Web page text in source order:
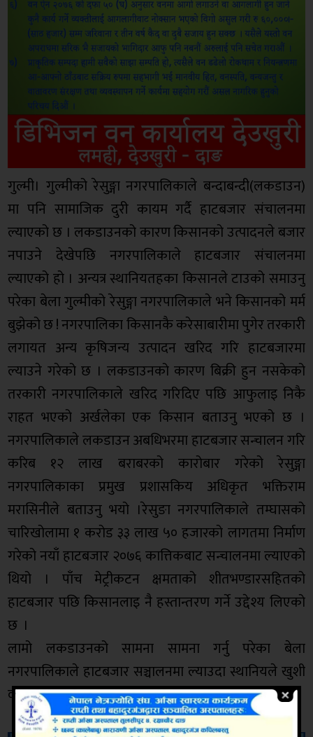
गुल्मी। गुल्मीको रेसुङ्गा नगरपालिकाले बन्दाबन्दी(लकडाउन)
मा पनि सामाजिक दुरी कायम गर्दै हाटबजार संचालनमा
ल्याएको छ । लकडाउनको कारण किसानको उत्पादनले बजार
नपाउने देखेपछि नगरपालिकाले हाटबजार संचालनमा
ल्याएको हो । अन्यत्र स्थानियतहका किसानले टाउको समाउनु
परेका बेला गुल्मीको रेसुङ्गा नगरपालिकाले भने किसानको मर्म
बुझेको छ ! नगरपालिका किसानकै करेसाबारीमा पुगेर तरकारी
लगायत अन्य कृषिजन्य उत्पादन खरिद गरि हाटबजारमा
ल्याउने गरेको छ । लकडाउनको कारण बिक्री हुन नसकेको
तरकारी नगरपालिकाले खरिद गरिदिए पछि आफुलाइ निकै
राहत भएको अर्खलेका एक किसान बताउनु भएको छ ।
नगरपालिकाले लकडाउन अबधिभरमा हाटबजार सन्चालन गरि
करिब १२ लाख बराबरको कारोबार गरेको रेसुङ्गा
नगरपालिकाका प्रमुख प्रशासकिय अधिकृत भक्तिराम
मरासिनीले बताउनु भयो ।रेसुङा नगरपालिकाले तम्घासको
चारिखोलामा १ करोड ३३ लाख ५० हजारको लागतमा निर्माण
गरेको नयाँ हाटबजार २०७६ कात्तिकबाट सन्चालनमा ल्याएको
थियो । पाँच मेट्रीकटन क्षमताको शीतभण्डारसहितको
हाटबजार पछि किसानलाइ नै हस्तान्तरण गर्ने उद्देश्य लिएको
छ ।
लामो लकडाउनको सामना सामना गर्नु परेका बेला
नगरपालिकाले हाटबजार सञ्चालनमा ल्याउदा स्थानियले खुशी
व्यक्त गरेका छन ।